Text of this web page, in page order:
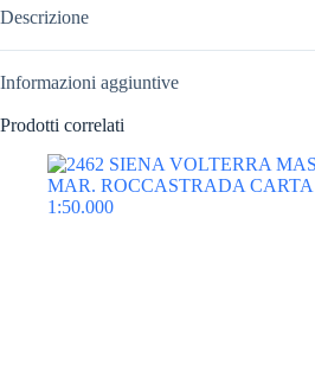
Descrizione
Informazioni aggiuntive
Prodotti correlati